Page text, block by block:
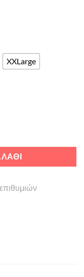
XXLarge